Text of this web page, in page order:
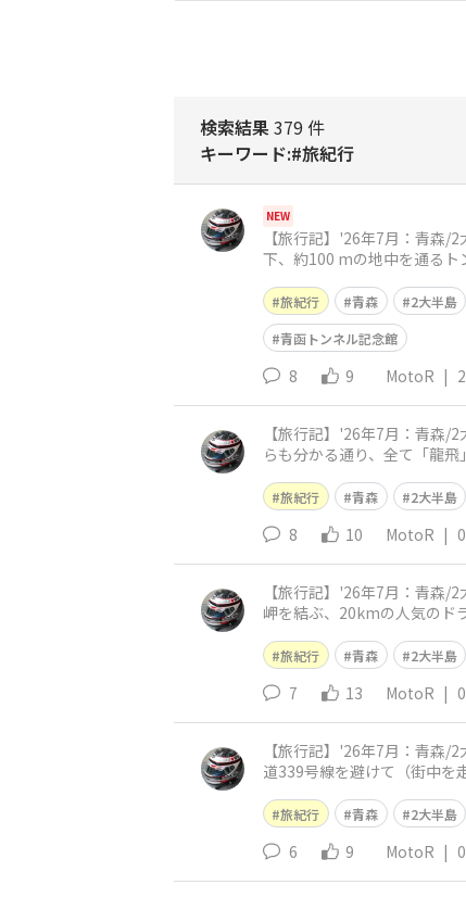
検索結果379 件
キーワード:#旅紀行
NEW
【旅行記】'26年7月：青森
下、約100 mの地中を通る
旅紀行 青森 2大半島
青函トンネル記念館
8 9 MotoR |
【旅行記】'26年7月：青森
らも分かる通り、全て「龍
旅紀行 青森 2大半島
8 10 MotoR |
【旅行記】'26年7月：青森
岬を結ぶ、20kmの人気のド
旅紀行 青森 2大半島
7 13 MotoR |
【旅行記】'26年7月：青森
道339号線を避けて（街中
旅紀行 青森 2大半島
6 9 MotoR |